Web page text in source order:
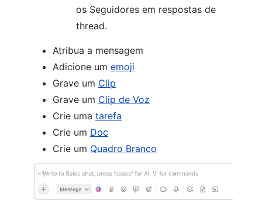
os Seguidores em respostas de
thread.
Atribua a mensagem
Adicione um emoji
Grave um Clip
Grave um Clip de Voz
Crie uma tarefa
Crie um Doc
Crie um Quadro Branco